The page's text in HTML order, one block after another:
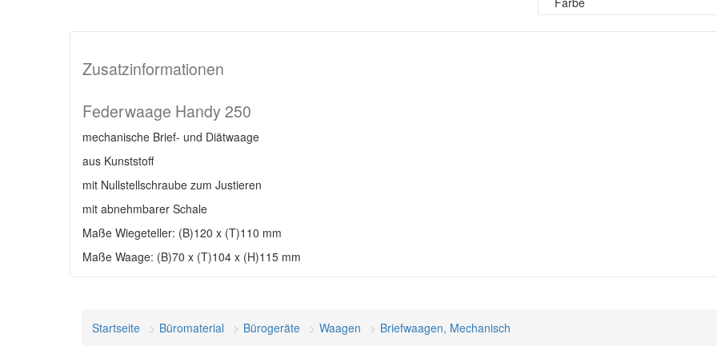
Zusatzinformationen
Federwaage Handy 250
mechanische Brief- und Diätwaage
aus Kunststoff
mit Nullstellschraube zum Justieren
mit abnehmbarer Schale
Maße Wiegeteller: (B)120 x (T)110 mm
Maße Waage: (B)70 x (T)104 x (H)115 mm
Startseite Büromaterial Bürogeräte Waagen Briefwaagen, Mechanisch